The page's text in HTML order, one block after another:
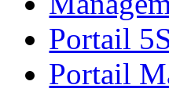
Portail
Portail